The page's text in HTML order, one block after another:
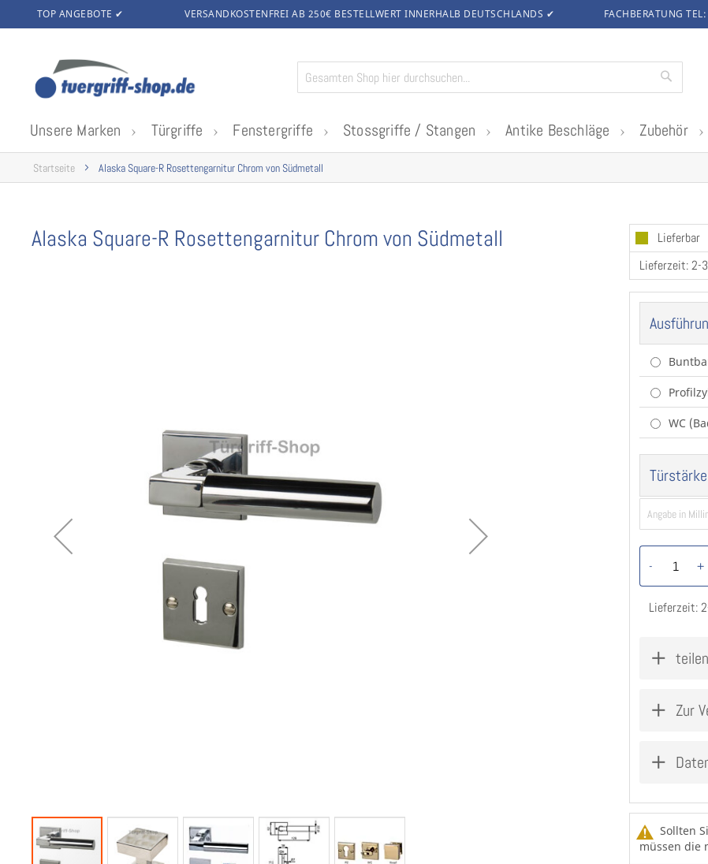
TOP ANGEBOTE ✔ VERSANDKOSTENFREI AB 250€ BESTELLWERT INNERHALB DEUTSCHLANDS ✔ FACHBERATUNG TEL:
Inhalt
springen
Suche
Unsere Marken Türgriffe Fenstergriffe Stossgriffe / Stangen Antike Beschläge Zubehör
Startseite Alaska Square-R Rosettengarnitur Chrom von Südmetall
Alaska Square-R Rosettengarnitur Chrom von Südmetall
Lieferbar
Lieferzeit: 2-
WC
- +
Lieferzeit:
teilen
Zur
Sollten
müssen die